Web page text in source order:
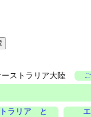
ーストラリア大陸
ラリア と